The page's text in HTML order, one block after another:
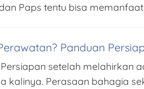
Paps tentu bisa
Panduan
setelah melahirkan
kalinya. Perasaan bahagia